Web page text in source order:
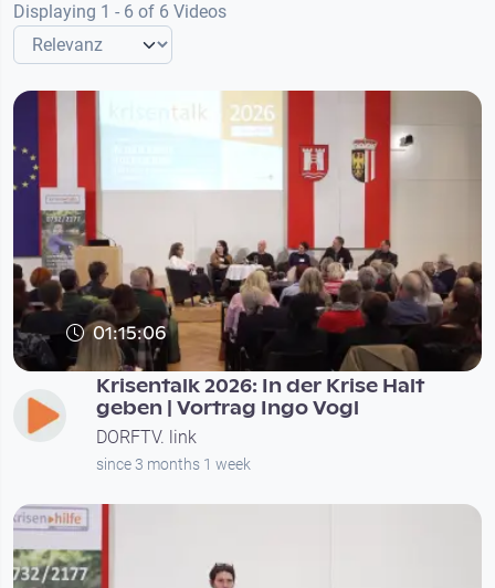
Displaying 1 - 6 of 6 Videos
01:15:06
Krisentalk 2026: In der Krise Halt
geben | Vortrag Ingo Vogl
DORFTV. link
since 3 months 1 week